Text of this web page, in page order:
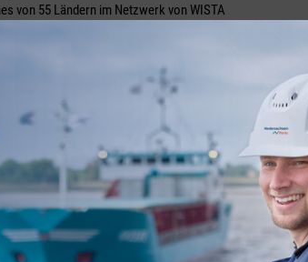
von 55 Ländern im Netzwerk von WISTA
Mitgliedern geknackt“, bilanziert Franziska
Globalisierung, die Einführung neuer
stark verändert. Und die WISTA
geht, das Bewusstsein für die
Branche zu schärfen.